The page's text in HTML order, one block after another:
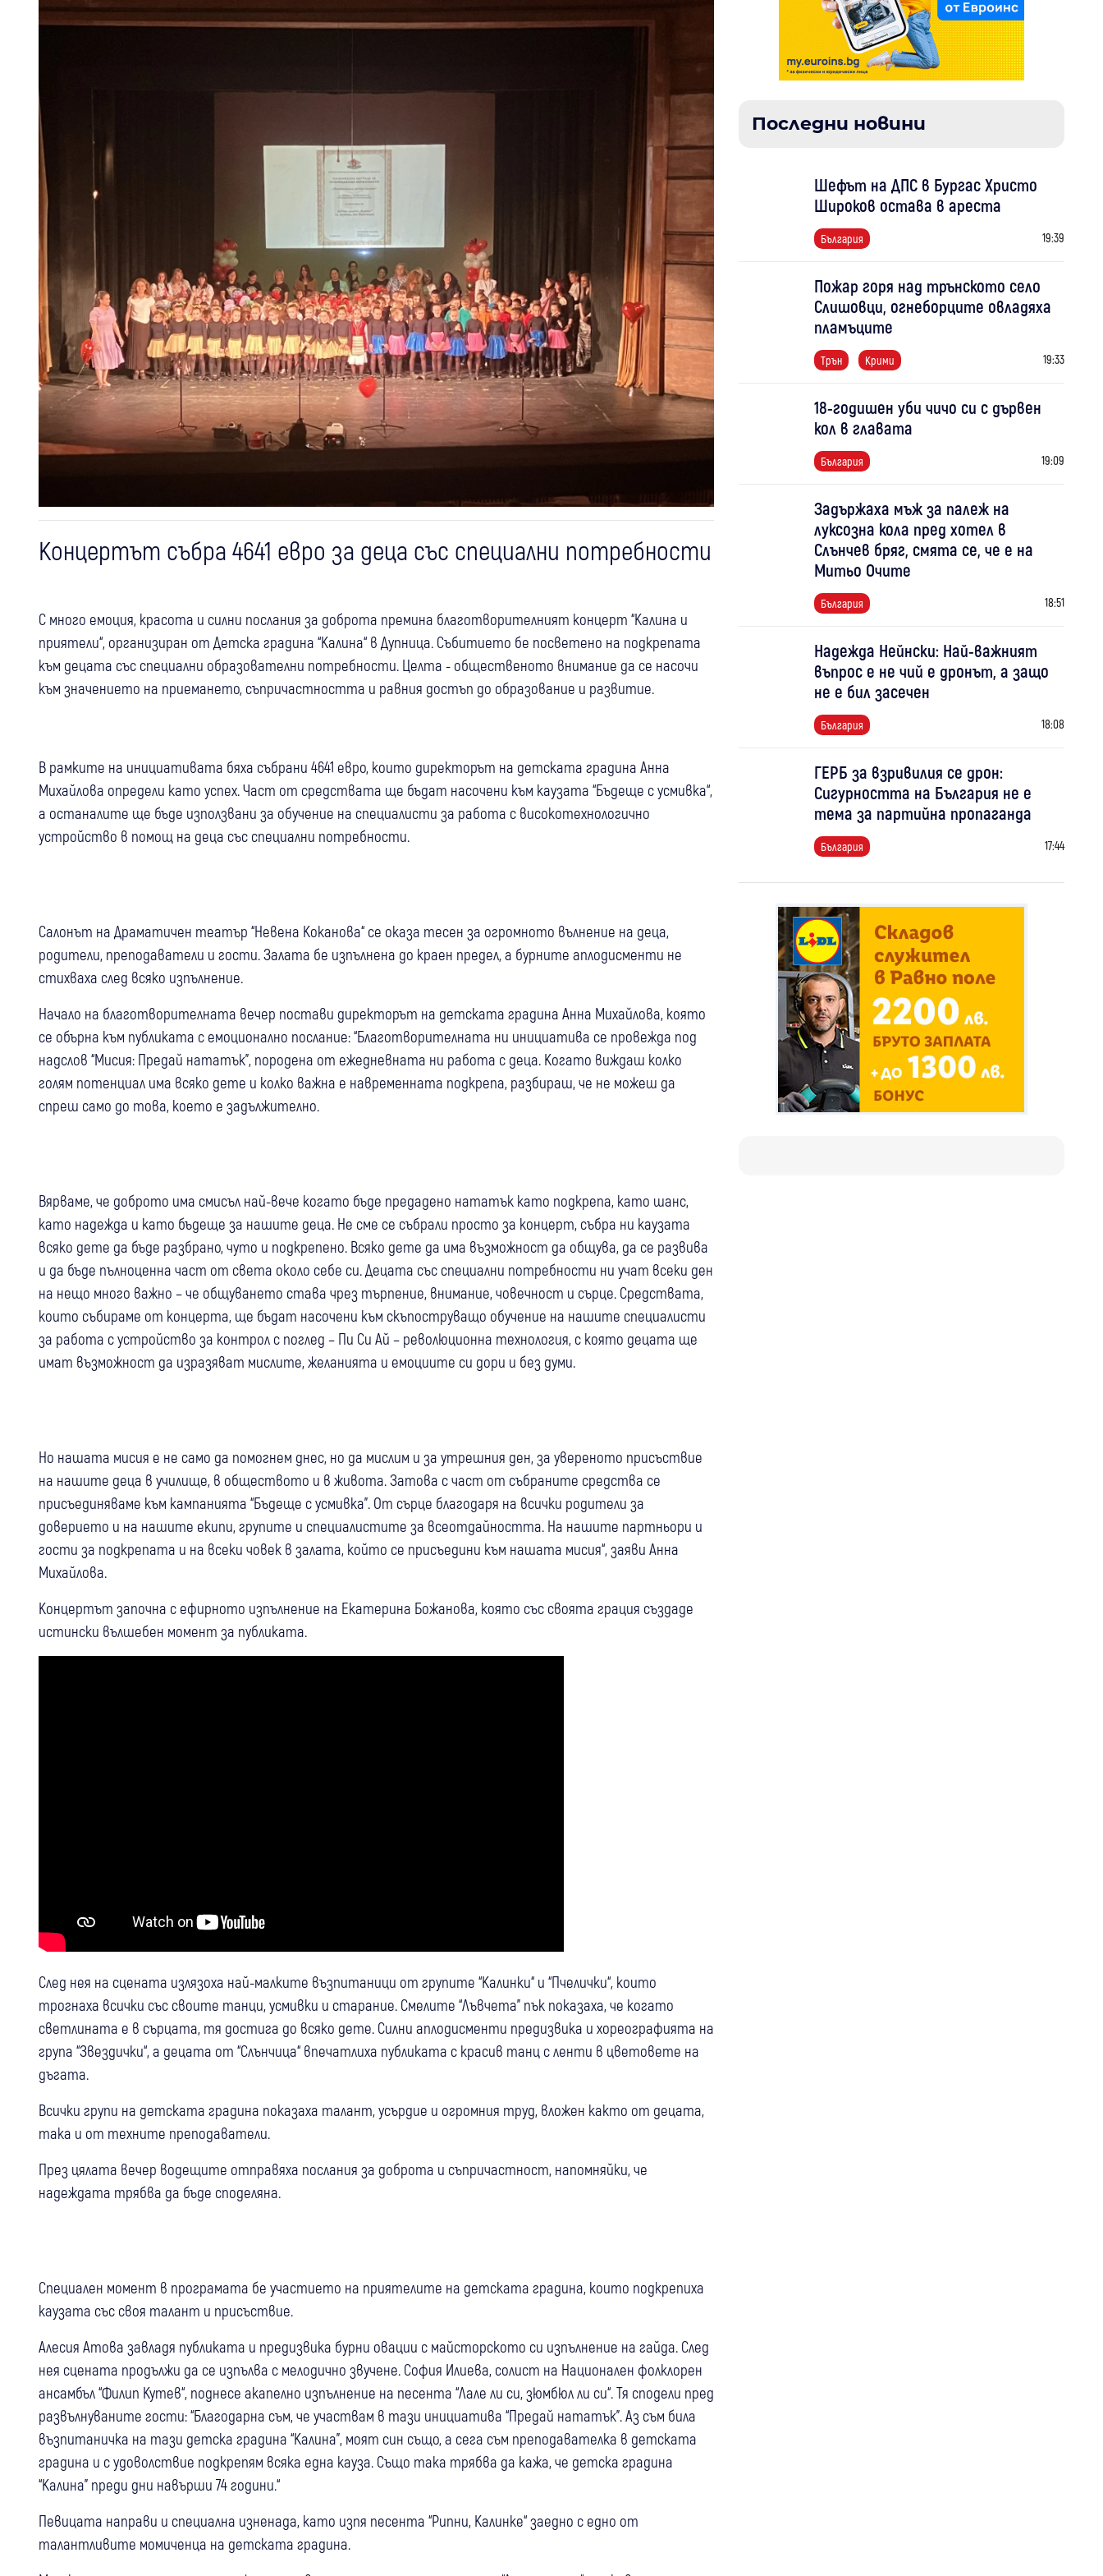
Концертът събра 4641 евро за деца със специални потребности
С много емоция, красота и силни послания за доброта премина благотворителният концерт “Калина и
приятели“, организиран от Детска градина “Калина“ в Дупница. Събитието бе посветено на подкрепата
към децата със специални образователни потребности. Целта - общественото внимание да се насочи
към значението на приемането, съпричастността и равния достъп до образование и развитие.
В рамките на инициативата бяха събрани 4641 евро, които директорът на детската градина Анна
Михайлова определи като успех. Част от средствата ще бъдат насочени към каузата “Бъдеще с усмивка“,
а останалите ще бъде използвани за обучение на специалисти за работа с високотехнологично
устройство в помощ на деца със специални потребности.
Салонът на Драматичен театър “Невена Коканова“ се оказа тесен за огромното вълнение на деца,
родители, преподаватели и гости. Залата бе изпълнена до краен предел, а бурните аплодисменти не
стихваха след всяко изпълнение.
Начало на благотворителната вечер постави директорът на детската градина Анна Михайлова, която
се обърна към публиката с емоционално послание: “Благотворителната ни инициатива се провежда под
надслов “Мисия: Предай нататък”, породена от ежедневната ни работа с деца. Когато виждаш колко
голям потенциал има всяко дете и колко важна е навременната подкрепа, разбираш, че не можеш да
спреш само до това, което е задължително.
Вярваме, че доброто има смисъл най-вече когато бъде предадено нататък като подкрепа, като шанс,
като надежда и като бъдеще за нашите деца. Не сме се събрали просто за концерт, събра ни каузата
всяко дете да бъде разбрано, чуто и подкрепено. Всяко дете да има възможност да общува, да се развива
и да бъде пълноценна част от света около себе си. Децата със специални потребности ни учат всеки ден
на нещо много важно – че общуването става чрез търпение, внимание, човечност и сърце. Средствата,
които събираме от концерта, ще бъдат насочени към скъпоструващо обучение на нашите специалисти
за работа с устройство за контрол с поглед – Пи Си Ай – революционна технология, с която децата ще
имат възможност да изразяват мислите, желанията и емоциите си дори и без думи.
Но нашата мисия е не само да помогнем днес, но да мислим и за утрешния ден, за увереното присъствие
на нашите деца в училище, в обществото и в живота. Затова с част от събраните средства се
присъединяваме към кампанията “Бъдеще с усмивка”. От сърце благодаря на всички родители за
доверието и на нашите екипи, групите и специалистите за всеотдайността. На нашите партньори и
гости за подкрепата и на всеки човек в залата, който се присъедини към нашата мисия“, заяви Анна
Михайлова.
Концертът започна с ефирното изпълнение на Екатерина Божанова, която със своята грация създаде
истински вълшебен момент за публиката.
След нея на сцената излязоха най-малките възпитаници от групите “Калинки“ и “Пчелички“, които
трогнаха всички със своите танци, усмивки и старание. Смелите “Лъвчета” пък показаха, че когато
светлината е в сърцата, тя достига до всяко дете. Силни аплодисменти предизвика и хореографията на
група “Звездички“, а децата от “Слънчица“ впечатлиха публиката с красив танц с ленти в цветовете на
дъгата.
Всички групи на детската градина показаха талант, усърдие и огромния труд, вложен както от децата,
така и от техните преподаватели.
През цялата вечер водещите отправяха послания за доброта и съпричастност, напомняйки, че
надеждата трябва да бъде споделяна.
Специален момент в програмата бе участието на приятелите на детската градина, които подкрепиха
каузата със своя талант и присъствие.
Алесия Атова завладя публиката и предизвика бурни овации с майсторското си изпълнение на гайда. След
нея сцената продължи да се изпълва с мелодично звучене. София Илиева, солист на Национален фолклорен
ансамбъл “Филип Кутев“, поднесе акапелно изпълнение на песента “Лале ли си, зюмбюл ли си“. Тя сподели пред
развълнуваните гости: “Благодарна съм, че участвам в тази инициатива “Предай нататък”. Аз съм била
възпитаничка на тази детска градина “Калина”, моят син също, а сега съм преподавателка в детската
градина и с удоволствие подкрепям всяка една кауза. Също така трябва да кажа, че детска градина
“Калина” преди дни навърши 74 години.“
Певицата направи и специална изненада, като изпя песента “Рипни, Калинке“ заедно с едно от
талантливите момиченца на детската градина.
Последни новини
Шефът на ДПС в Бургас Христо
Широков остава в ареста
България 19:39
Пожар горя над трънското село
Слишовци, огнеборците овладяха
пламъците
Трън Крими 19:33
18-годишен уби чичо си с дървен
кол в главата
България 19:09
Задържаха мъж за палеж на
луксозна кола пред хотел в
Слънчев бряг, смята се, че е на
Митьо Очите
България 18:51
Надежда Нейнски: Най-важният
въпрос е не чий е дронът, а защо
не е бил засечен
България 18:08
ГЕРБ за взривилия се дрон:
Сигурността на България не е
тема за партийна пропаганда
България 17:44